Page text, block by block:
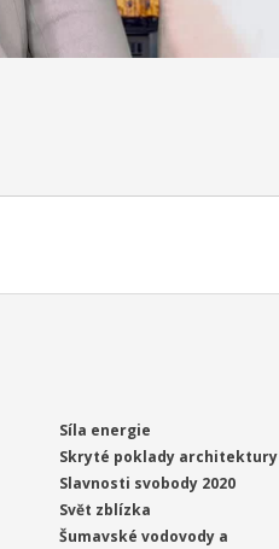
Síla energie
Skryté poklady architektury
Slavnosti svobody 2020
Svět zblízka
Šumavské vodovody a